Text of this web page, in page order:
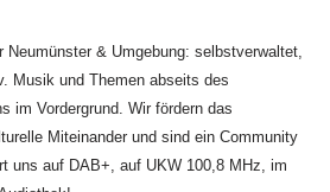
Neumünster & Umgebung: selbstverwaltet,
Musik und Themen abseits des
im Vordergrund. Wir fördern das
Miteinander und sind ein Community
uns auf DAB+, auf UKW 100,8 MHz, im